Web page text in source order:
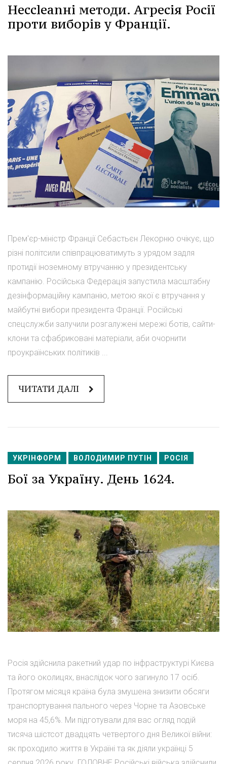
Несcleanні методи. Агресія Росії
проти виборів у Франції.
Прем'єр-міністр Франції Себастьєн Лекорню очікує, що
різні політсили співпрацюватимуть з урядом задля
протидії іноземному втручанню у президентську
кампанію. Російська Федерація запустила масштабну
дезінформаційну кампанію, метою якої є втручання у
майбутні вибори президента Франції. Російські
спецслужби залучили розгалужені мережі ботів, сайти-
клони та сфабриковані матеріали, аби очорнити
проукраїнських політиків ...
ЧИТАТИ ДАЛІ
УКРІНФОРМ ВОЛОДИМИР ПУТІН РОСІЯ
Бої за Україну. День 1624.
Росія здійснила ракетний удар по інфраструктурі Києва
та його околицях, внаслідок чого загинуло 17 осіб.
Протягом місяця країна була змушена знизити обсяги
транспортування пального через Чорне та Азовське
моря на 45,6%. Ми підготували для вас огляд подій
тисяча шістсот двадцять четвертого дня Великої війни:
як проходило життя в Україні та як діяли українці 5